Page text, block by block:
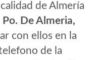
de Almería
Po. De Almeria,
con ellos en la
de la